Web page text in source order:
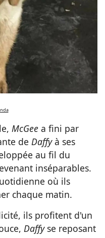
McGee a fini par
de Daffyà ses
au fil du
inséparables.
où ils
chaque matin.
ils profitent d'un
Daffy se reposant